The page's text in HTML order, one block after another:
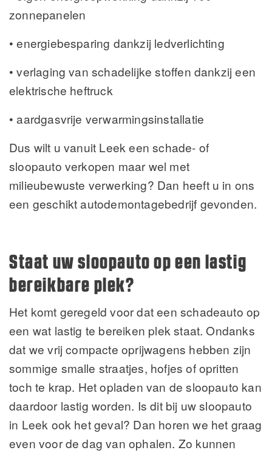
zonnepanelen
• energiebesparing dankzij ledverlichting
• verlaging van schadelijke stoffen dankzij een
elektrische heftruck
• aardgasvrije verwarmingsinstallatie
Dus wilt u vanuit Leek een schade- of
sloopauto verkopen maar wel met
milieubewuste verwerking? Dan heeft u in ons
een geschikt autodemontagebedrijf gevonden.
Staat uw sloopauto op een lastig
bereikbare plek?
Het komt geregeld voor dat een schadeauto op
een wat lastig te bereiken plek staat. Ondanks
dat we vrij compacte oprijwagens hebben zijn
sommige smalle straatjes, hofjes of opritten
toch te krap. Het opladen van de sloopauto kan
daardoor lastig worden. Is dit bij uw sloopauto
in Leek ook het geval? Dan horen we het graag
even voor de dag van ophalen. Zo kunnen